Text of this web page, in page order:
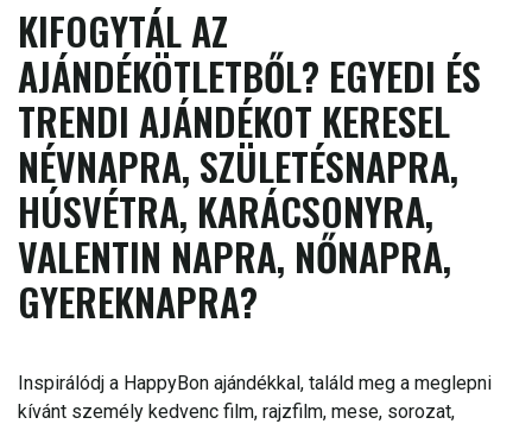
KIFOGYTÁL AZ
AJÁNDÉKÖTLETBŐL? EGYEDI ÉS
TRENDI AJÁNDÉKOT KERESEL
NÉVNAPRA, SZÜLETÉSNAPRA,
HÚSVÉTRA, KARÁCSONYRA,
VALENTIN NAPRA, NŐNAPRA,
GYEREKNAPRA?
Inspirálódj a HappyBon ajándékkal, találd meg a meglepni
kívánt személy kedvenc film, rajzfilm, mese, sorozat,